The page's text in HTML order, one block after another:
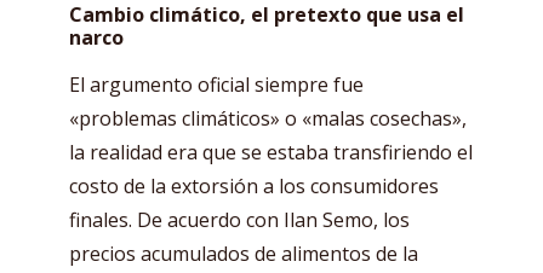
Cambio climático, el pretexto que usa el
narco
El argumento oficial siempre fue
«problemas climáticos» o «malas cosechas»,
la realidad era que se estaba transfiriendo el
costo de la extorsión a los consumidores
finales. De acuerdo con Ilan Semo, los
precios acumulados de alimentos de la